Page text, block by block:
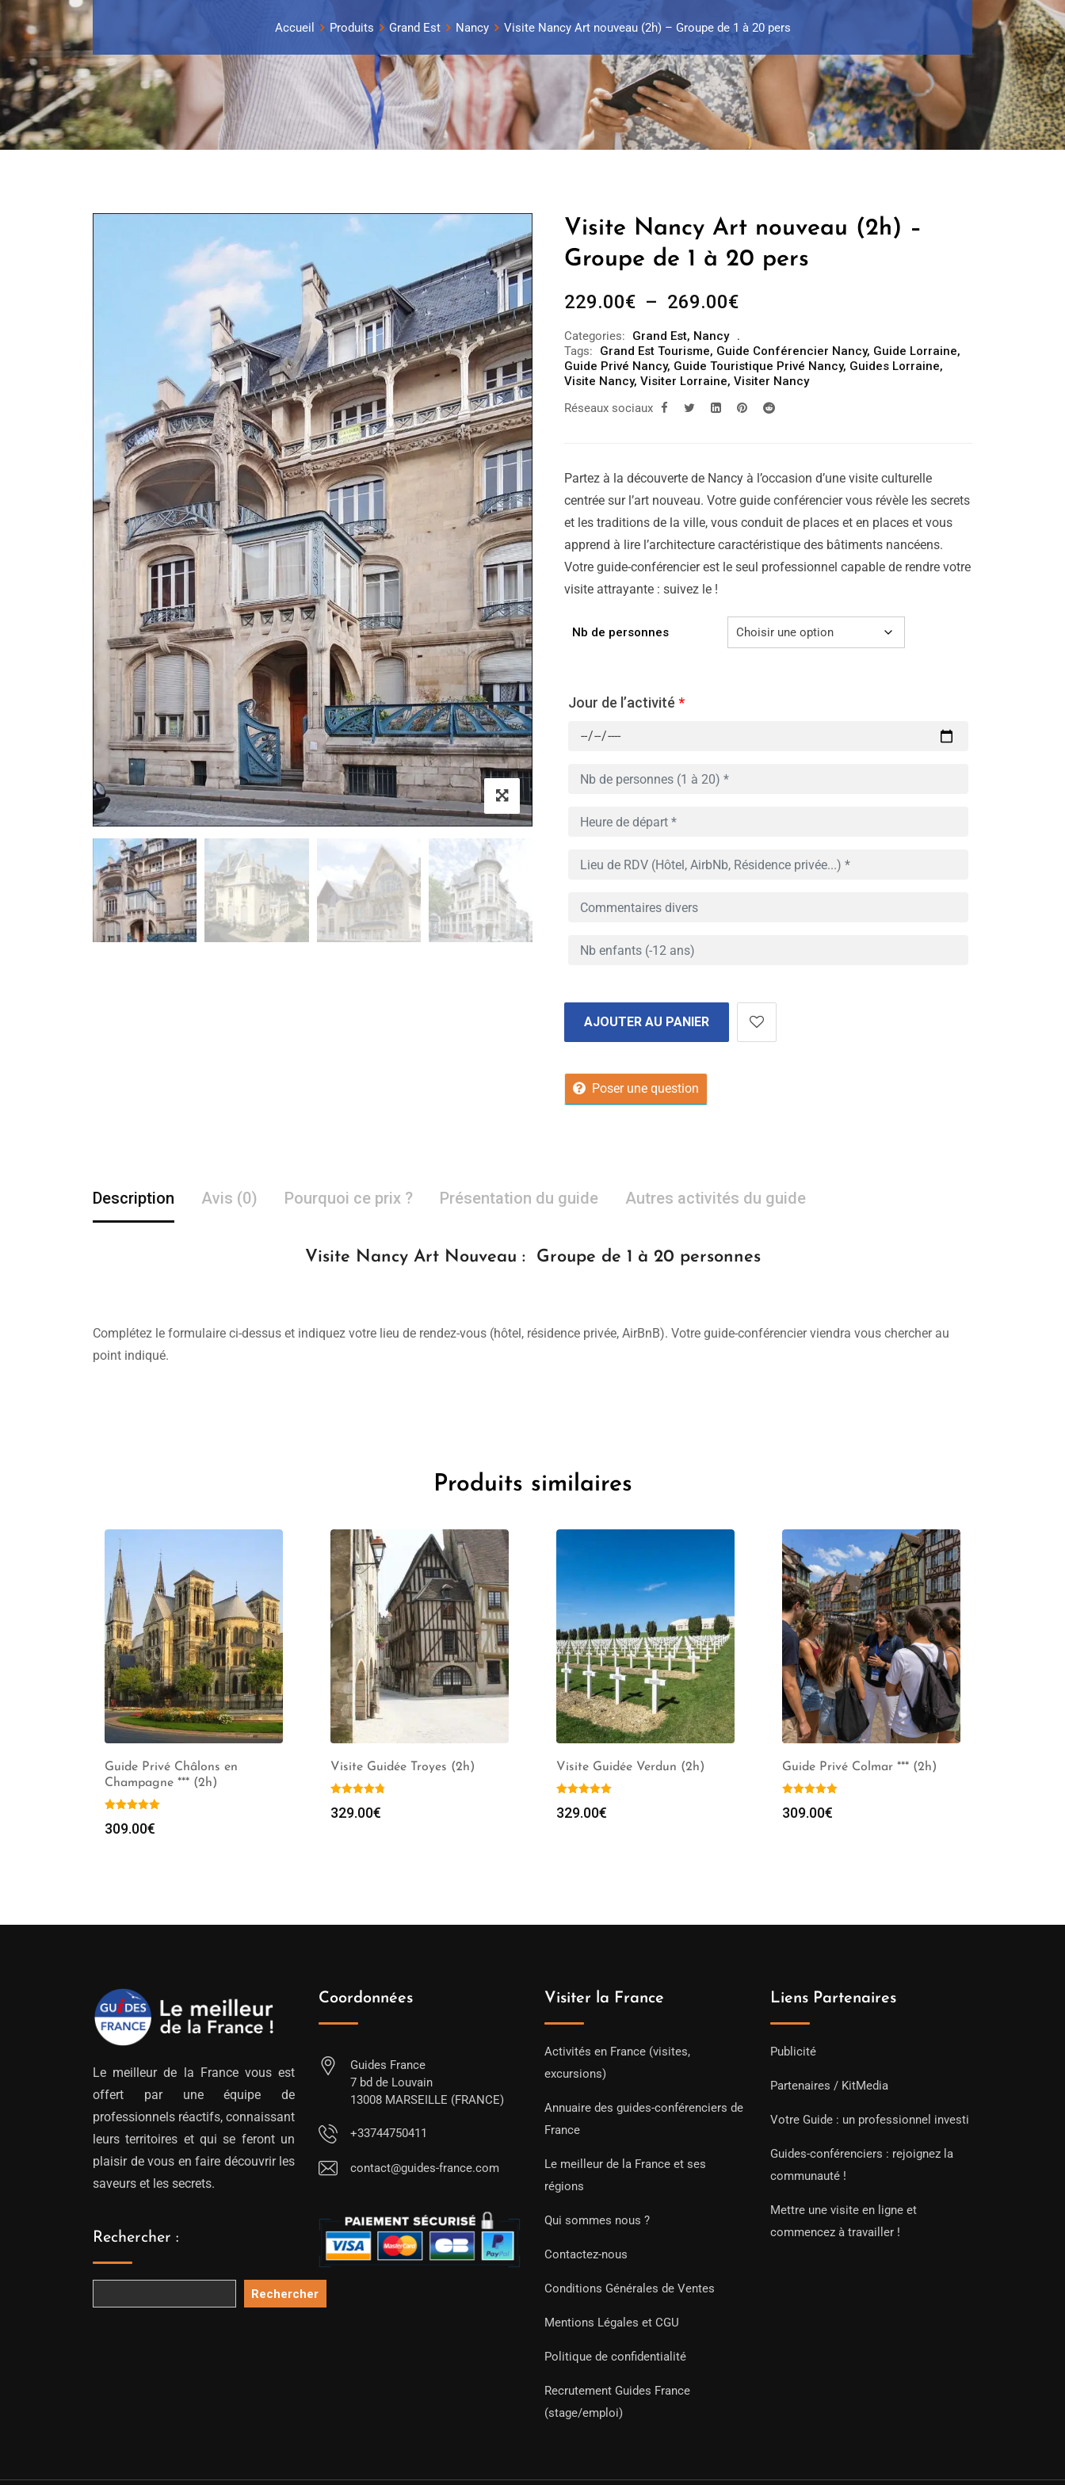
Accueil Produits Grand Est Nancy Visite Nancy Art nouveau (2h) – Groupe de 1 à 20 pers
Visite Nancy Art nouveau (2h) –
Groupe de 1 à 20 pers
229.00€ – 269.00€Plage
prix :
229.00€
à
269.00€
Categories: Grand Est, Nancy
Tags:
Grand Est Tourisme, Guide Conférencier Nancy, Guide Lorraine,
Guide Privé Nancy, Guide Touristique Privé Nancy, Guides Lorraine,
Visite Nancy, Visiter Lorraine, Visiter Nancy
Réseaux sociaux
Partez à la découverte de Nancy à l’occasion d’une visite culturelle
centrée sur l’art nouveau. Votre guide conférencier vous révèle les secrets
et les traditions de la ville, vous conduit de places et en places et vous
apprend à lire l’architecture caractéristique des bâtiments nancéens.
Votre guide-conférencier est le seul professionnel capable de rendre votre
visite attrayante : suivez le !
Nb de personnes
Jour de l’activité *
AJOUTER AU PANIER
Poser une question
Description Avis (0) Pourquoi ce prix ? Présentation du guide Autres activités du guide
Visite Nancy Art Nouveau : Groupe de 1 à 20 personnes
Complétez le formulaire ci-dessus et indiquez votre lieu de rendez-vous (hôtel, résidence privée, AirBnB). Votre guide-conférencier viendra vous chercher au
point indiqué.
Produits similaires
Guide Privé Châlons en
Champagne *** (2h)
309.00€
Visite Guidée Troyes (2h)
329.00€
Visite Guidée Verdun (2h)
329.00€
Guide Privé Colmar *** (2h)
309.00€
Le meilleur de la France vous est
offert par une équipe de
professionnels réactifs, connaissant
leurs territoires et qui se feront un
plaisir de vous en faire découvrir les
saveurs et les secrets.
Rechercher :
Rechercher
Coordonnées
Guides France
7 bd de Louvain
13008 MARSEILLE (FRANCE)
+33744750411
contact@guides-france.com
Visiter la France
Activités en France (visites,
excursions)
Annuaire des guides-conférenciers de
France
Le meilleur de la France et ses
régions
Qui sommes nous ?
Contactez-nous
Conditions Générales de Ventes
Mentions Légales et CGU
Politique de confidentialité
Recrutement Guides France
(stage/emploi)
Liens Partenaires
Publicité
Partenaires / KitMedia
Votre Guide : un professionnel investi
Guides-conférenciers : rejoignez la
communauté !
Mettre une visite en ligne et
commencez à travailler !